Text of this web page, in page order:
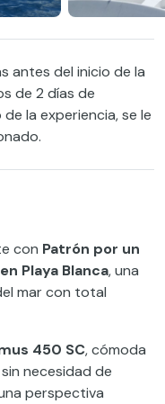
antes del inicio de la
de 2 días de
la experiencia, se le
con Patrón por un
Playa Blanca, una
mar con total
450 SC, cómoda
necesidad de
perspectiva